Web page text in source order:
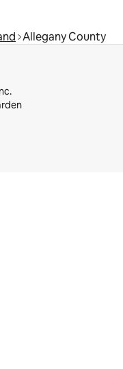
Allegany County